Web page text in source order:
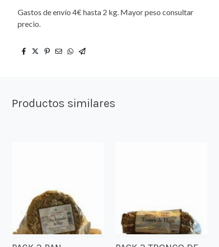
Gastos de envío 4€ hasta 2 kg. Mayor peso consultar
precio.
Productos similares